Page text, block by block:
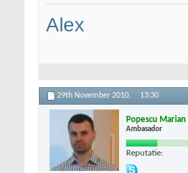
Alex
29th November 2010, 13:30
Popescu Marian
Ambasador
Reputatie: